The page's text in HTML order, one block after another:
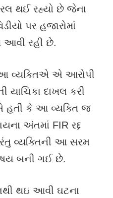
થઈ રહ્યો છે જેના
પર હજારોમાં
આવી રહી છે.
આ વ્યક્તિએ એ આરોપી
યાચિકા દાખલ કરી
હતી કે આ વ્યક્તિ જ
અંતમાં FIR રદ્દ
વ્યક્તિની આ સરમ
બની ગઈ છે.
થઇ આવી ઘટના